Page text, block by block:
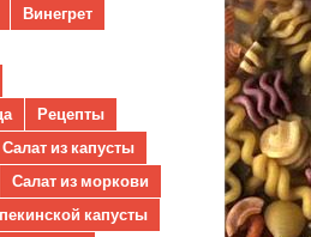
Винегрет
Рецепты
Салат из капусты
Салат из моркови
капусты